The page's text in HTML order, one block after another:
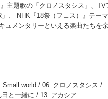
主題歌の「クロノスタシス」、TV
、 NHK『18祭（フェス）』テーマ
ュメンタリーといえる楽曲たちを余
world / 06. クロノスタシス /
と一緒に / 13. アカシア